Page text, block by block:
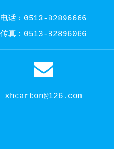
电话：0513-82896666
传真：0513-82896066
xhcarbon@126.com